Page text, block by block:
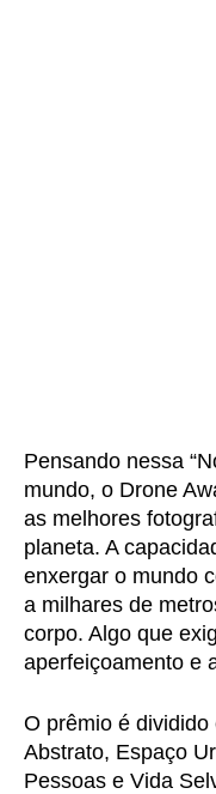
Pensando nessa
mundo, o Drone
as melhores
planeta. A
enxergar o mundo
a milhares de
corpo. Algo que
aperfeiçoamento e
O prêmio é
Abstrato, Espaço
Pessoas e Vida